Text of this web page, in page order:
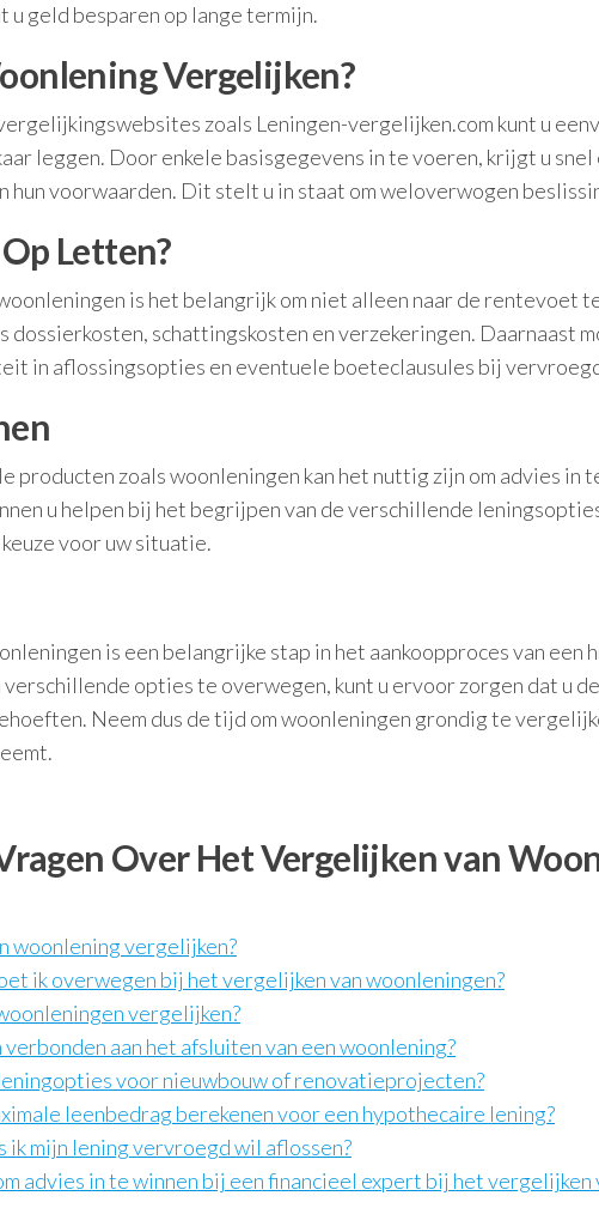
u geld besparen op lange termijn.
Vergelijken?
zoals Leningen-vergelijken.com kunt u
leggen. Door enkele basisgegevens in te voeren, krijgt u snel
hun voorwaarden. Dit stelt u in staat om weloverwogen
Letten?
is het belangrijk om niet alleen naar de rentevoet
dossierkosten, schattingskosten en verzekeringen. Daarnaast
in aflossingsopties en eventuele boeteclausules bij
producten zoals woonleningen kan het nuttig zijn om advies in
u helpen bij het begrijpen van de verschillende
voor uw situatie.
is een belangrijke stap in het aankoopproces van een
opties te overwegen, kunt u ervoor zorgen dat u
Neem dus de tijd om woonleningen grondig te
Over Het Vergelijken van
woonlening vergelijken?
ik overwegen bij het vergelijken van woonleningen?
vergelijken?
aan het afsluiten van een woonlening?
voor nieuwbouw of renovatieprojecten?
leenbedrag berekenen voor een hypothecaire lening?
ik mijn lening vervroegd wil aflossen?
advies in te winnen bij een financieel expert bij het vergelijken